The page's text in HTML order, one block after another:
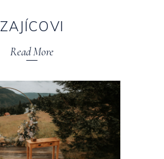
ZAJÍCOVI
Read More